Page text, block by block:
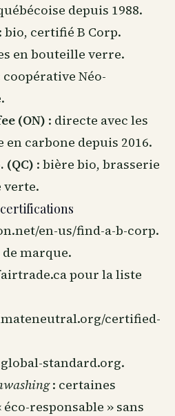
depuis 1988.
: bio, certifié B Corp.
en bouteille verre.
coopérative Néo-
(ON) : directe avec les
carbone depuis 2016.
(QC) : bière bio, brasserie
en-us/find-a-b-corp.
marque.
pour la liste
certified-
standard.org.
: certaines
responsable » sans